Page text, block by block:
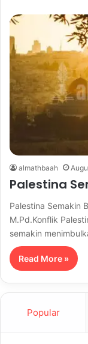
almathbaah
Palestina
Palestina Semakin
M.Pd.Konflik
semakin
Read More »
Popular